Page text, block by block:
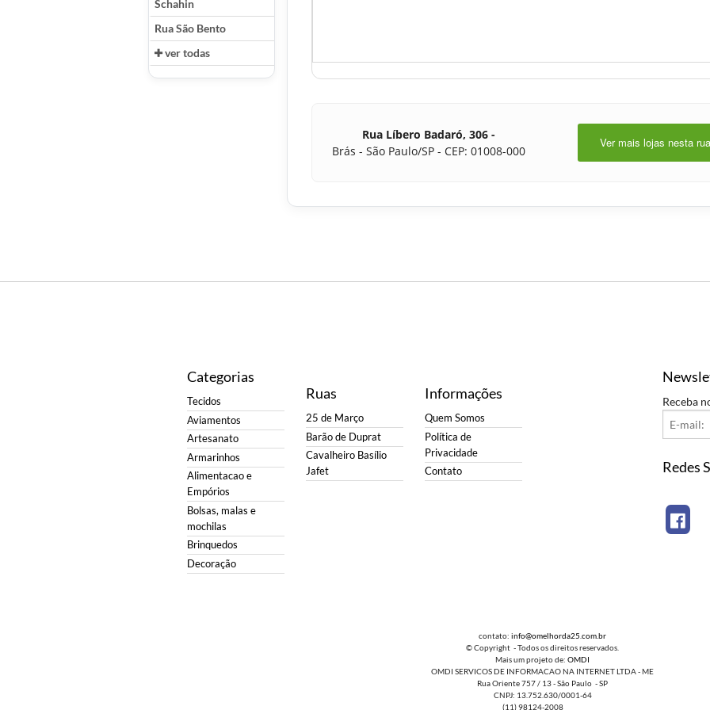
Schahin
Rua São Bento
ver todas
Rua Líbero Badaró, 306 -
Brás - São Paulo/SP - CEP: 01008-000
Ver mais lojas nesta rua
Categorias
Tecidos
Aviamentos
Artesanato
Armarinhos
Alimentacao e
Empórios
Bolsas, malas e
mochilas
Brinquedos
Decoração
Ruas
25 de Março
Barão de Duprat
Cavalheiro Basílio
Jafet
Informações
Quem Somos
Política de
Privacidade
Contato
Receba
Redes
contato: info@omelhorda25.com.br
© Copyright - Todos os direitos reservados.
Mais um projeto de: OMDI
OMDI SERVICOS DE INFORMACAO NA INTERNET LTDA - ME
Rua Oriente 757 / 13 - São Paulo - SP
CNPJ: 13.752.630/0001-64
(11) 98124-2008